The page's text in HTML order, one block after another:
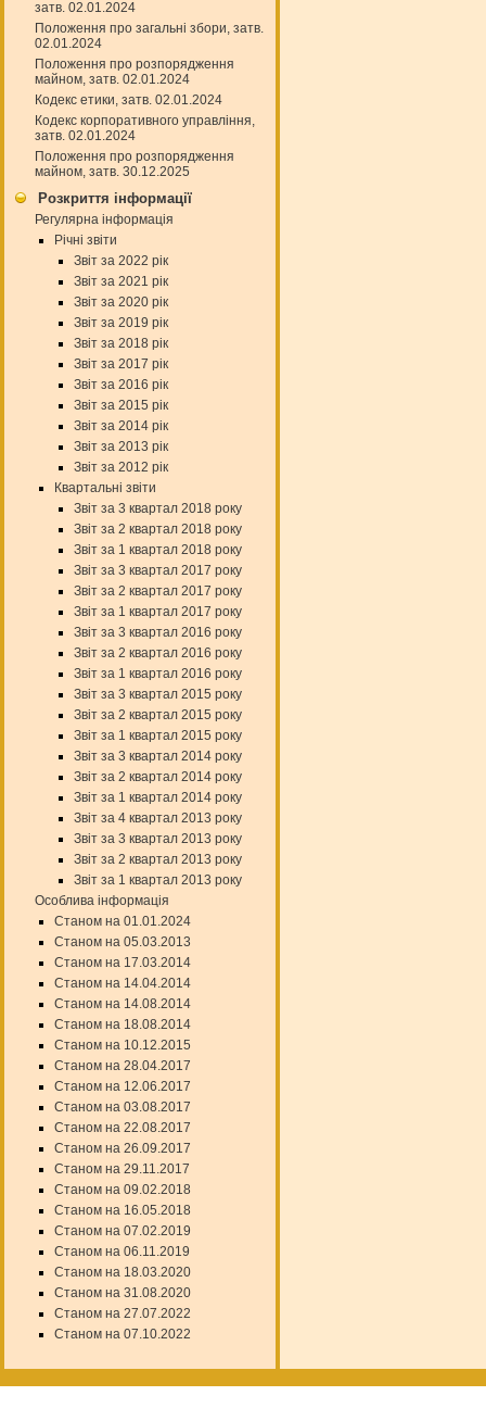
затв. 02.01.2024
Положення про загальні збори, затв.
02.01.2024
Положення про розпорядження
майном, затв. 02.01.2024
Кодекс етики, затв. 02.01.2024
Кодекс корпоративного управління,
затв. 02.01.2024
Положення про розпорядження
майном, затв. 30.12.2025
Розкриття інформації
Регулярна інформація
Річні звіти
Звіт за 2022 рік
Звіт за 2021 рік
Звіт за 2020 рік
Звіт за 2019 рік
Звіт за 2018 рік
Звіт за 2017 рік
Звіт за 2016 рік
Звіт за 2015 рік
Звіт за 2014 рік
Звіт за 2013 рік
Звіт за 2012 рік
Квартальні звіти
Звіт за 3 квартал 2018 року
Звіт за 2 квартал 2018 року
Звіт за 1 квартал 2018 року
Звіт за 3 квартал 2017 року
Звіт за 2 квартал 2017 року
Звіт за 1 квартал 2017 року
Звіт за 3 квартал 2016 року
Звіт за 2 квартал 2016 року
Звіт за 1 квартал 2016 року
Звіт за 3 квартал 2015 року
Звіт за 2 квартал 2015 року
Звіт за 1 квартал 2015 року
Звіт за 3 квартал 2014 року
Звіт за 2 квартал 2014 року
Звіт за 1 квартал 2014 року
Звіт за 4 квартал 2013 року
Звіт за 3 квартал 2013 року
Звіт за 2 квартал 2013 року
Звіт за 1 квартал 2013 року
Особлива інформація
Станом на 01.01.2024
Станом на 05.03.2013
Станом на 17.03.2014
Станом на 14.04.2014
Станом на 14.08.2014
Станом на 18.08.2014
Станом на 10.12.2015
Станом на 28.04.2017
Станом на 12.06.2017
Станом на 03.08.2017
Станом на 22.08.2017
Станом на 26.09.2017
Станом на 29.11.2017
Станом на 09.02.2018
Станом на 16.05.2018
Станом на 07.02.2019
Станом на 06.11.2019
Станом на 18.03.2020
Станом на 31.08.2020
Станом на 27.07.2022
Станом на 07.10.2022